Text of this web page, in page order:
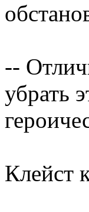
--
убрать
Клейст